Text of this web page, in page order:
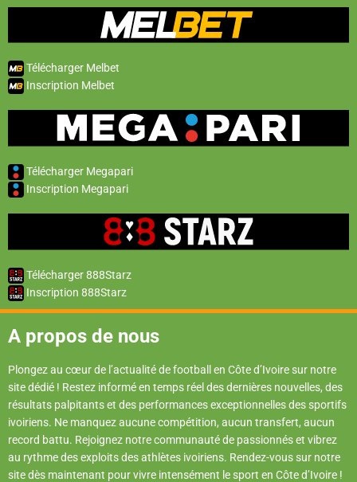
Télécharger Melbet
Inscription Melbet
Télécharger Megapari
Inscription Megapari
Télécharger 888Starz
Inscription 888Starz
A propos de nous
Plongez au cœur de l’actualité de football en Côte d’Ivoire sur notre
site dédié ! Restez informé en temps réel des dernières nouvelles, des
résultats palpitants et des performances exceptionnelles des sportifs
ivoiriens. Ne manquez aucune compétition, aucun transfert, aucun
record battu. Rejoignez notre communauté de passionnés et vibrez
au rythme des exploits des athlètes ivoiriens. Rendez-vous sur notre
site dès maintenant pour vivre intensément le sport en Côte d’Ivoire !